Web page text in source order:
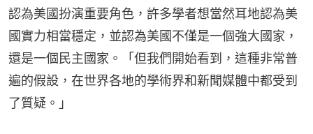
認為美國扮演重要角色，許多學者想當然耳地認為美
國實力相當穩定，並認為美國不僅是一個強大國家，
還是一個民主國家。「但我們開始看到，這種非常普
遍的假設，在世界各地的學術界和新聞媒體中都受到
了質疑。」